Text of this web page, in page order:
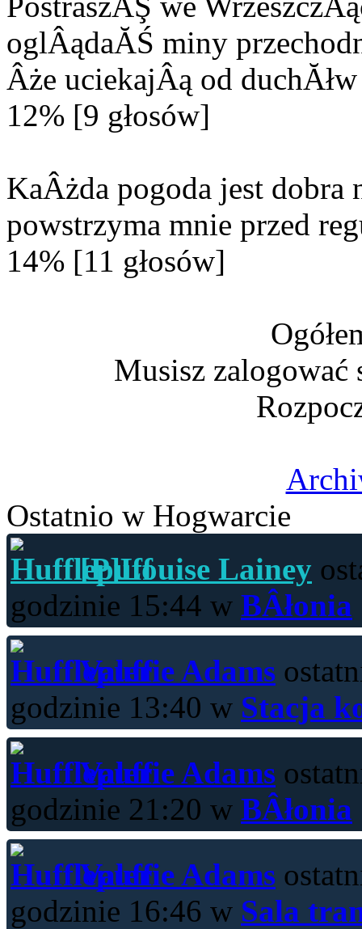
oglÂądaĂŚ miny
Âże uciekajÂą od
12% [9 głosów]
KaÂżda pogoda jest
powstrzyma mnie przed
14% [11 głosów]
Musisz zalogować
Ostatnio w Hogwarcie
[P]Louise Lainey
godzinie 15:44 w BÂłonia
Valerie Adams
godzinie 13:40 w Stacja
Valerie Adams
godzinie 21:20 w BÂłonia
Valerie Adams
godzinie 16:46 w Sala